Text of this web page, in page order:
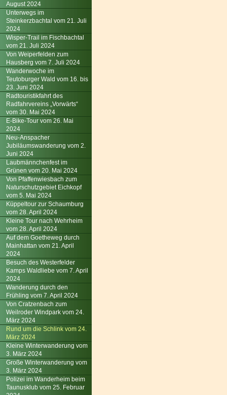
August 2024
Unterwegs im
Steinkerzbachtal vom 21. Juli
2024
Wisper-Trail im Fischbachtal
vom 21. Juli 2024
Von Weiperfelden zum
Hausberg vom 7. Juli 2024
Wanderwoche im
Teutoburger Wald vom 16. bis
23. Juni 2024
Radtouristikfahrt des
Radfahrvereins „Vorwärts“
vom 30. Mai 2024
E-Bike-Tour vom 26. Mai
2024
Neu-Anspacher
Jubiläumswanderung vom 2.
Juni 2024
Laubmännchenfest im
Grünen vom 20. Mai 2024
Von Pfaffenwiesbach zum
Naturschutzgebiet Eichkopf
vom 5. Mai 2024
Küppeltour zur Schaumburg
vom 28. April 2024
Kleine Tour nach Wehrheim
vom 28. April 2024
Auf dem Goetheweg durch
Mainhattan vom 21. April
2024
Besuch des Westerfelder
Kamps Waldliebe vom 7. April
2024
Wanderung durch den
Frühling vom 7. April 2024
Von Cratzenbach zum
Weilroder Windpark vom 24.
März 2024
Rund um die Schlink vom 24.
März 2024
Kleine Winterwanderung vom
3. März 2024
Große Winterwanderung vom
3. März 2024
Polizei im Wanderheim beim
Taunusklub vom 25. Februar